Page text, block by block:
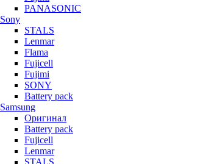
PANASONIC
Sony
STALS
Lenmar
Flama
Fujicell
Fujimi
SONY
Battery pack
Samsung
Оригинал
Battery pack
Fujicell
Lenmar